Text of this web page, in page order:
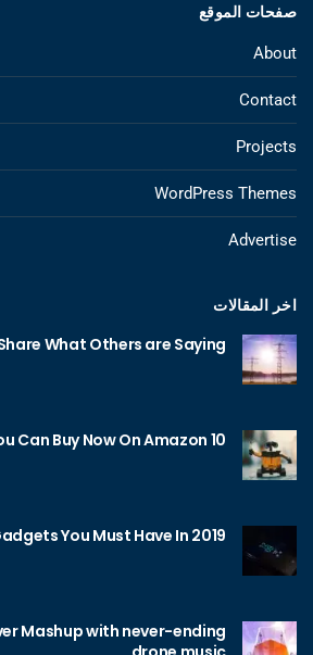
صفحات الموقع
About
Contact
Projects
WordPress Themes
Advertise
اخر المقالات
What Others are Saying
10 Amazing Gadgets You Can Buy Now On Amazon
You Must Have In 2019
Mashup with never-ending